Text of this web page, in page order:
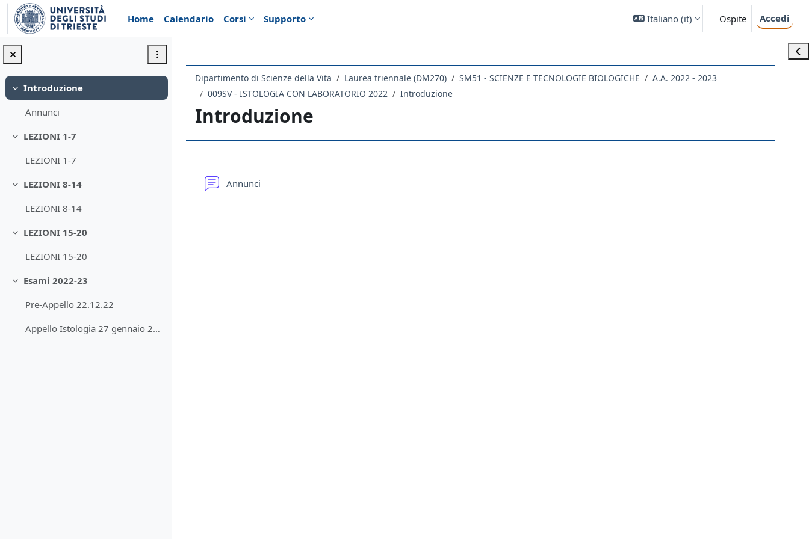
Vai al contenuto principale
Home
Calendario Corsi Supporto Italiano ‎(it)‎ Ospite Accedi
Minimizza
Introduzione
Annunci
Minimizza
LEZIONI 1-7
LEZIONI 1-7
Minimizza
LEZIONI 8-14
LEZIONI 8-14
Minimizza
LEZIONI 15-20
LEZIONI 15-20
Minimizza
Esami 2022-23
Pre-Appello 22.12.22
Appello Istologia 27 gennaio 2023
Dipartimento di Scienze della Vita Laurea triennale (DM270) SM51 - SCIENZE E TECNOLOGIE BIOLOGICHE
A.A. 2022 - 2023
009SV - ISTOLOGIA CON LABORATORIO 2022
Introduzione
Introduzione
Annunci